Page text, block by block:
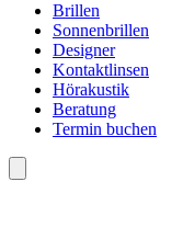
Brillen
Sonnenbrillen
Designer
Kontaktlinsen
Hörakustik
Beratung
Termin buchen